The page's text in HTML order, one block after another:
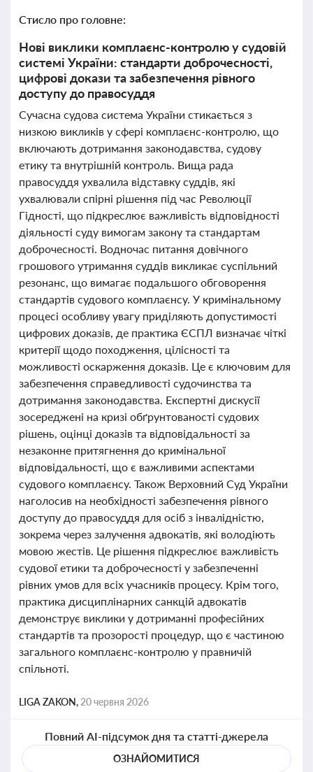
Стисло про головне:
Нові виклики комплаєнс-контролю у судовій
системі України: стандарти доброчесності,
цифрові докази та забезпечення рівного
доступу до правосуддя
Сучасна судова система України стикається з
низкою викликів у сфері комплаєнс-контролю, що
включають дотримання законодавства, судову
етику та внутрішній контроль. Вища рада
правосуддя ухвалила відставку суддів, які
ухвалювали спірні рішення під час Революції
Гідності, що підкреслює важливість відповідності
діяльності суду вимогам закону та стандартам
доброчесності. Водночас питання довічного
грошового утримання суддів викликає суспільний
резонанс, що вимагає подальшого обговорення
стандартів судового комплаєнсу. У кримінальному
процесі особливу увагу приділяють допустимості
цифрових доказів, де практика ЄСПЛ визначає чіткі
критерії щодо походження, цілісності та
можливості оскарження доказів. Це є ключовим для
забезпечення справедливості судочинства та
дотримання законодавства. Експертні дискусії
зосереджені на кризі обґрунтованості судових
рішень, оцінці доказів та відповідальності за
незаконне притягнення до кримінальної
відповідальності, що є важливими аспектами
судового комплаєнсу. Також Верховний Суд України
наголосив на необхідності забезпечення рівного
доступу до правосуддя для осіб з інвалідністю,
зокрема через залучення адвокатів, які володіють
мовою жестів. Це рішення підкреслює важливість
судової етики та доброчесності у забезпеченні
рівних умов для всіх учасників процесу. Крім того,
практика дисциплінарних санкцій адвокатів
демонструє виклики у дотриманні професійних
стандартів та прозорості процедур, що є частиною
загального комплаєнс-контролю у правничій
спільноті.
LIGA ZAKON, 20 червня 2026
Повний AI-підсумок дня та статті-джерела
ОЗНАЙОМИТИСЯ